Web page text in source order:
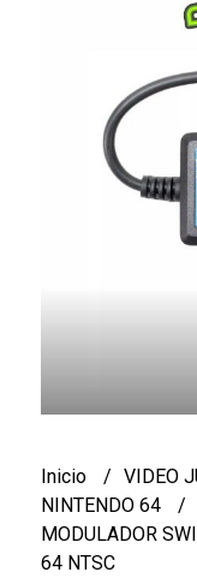
Inicio VIDEO
NINTENDO 64
MODULADOR
64 NTSC